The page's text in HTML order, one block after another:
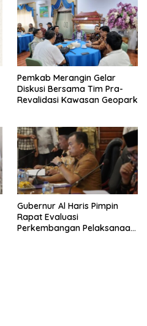
Pemkab Merangin Gelar
Diskusi Bersama Tim Pra-
Revalidasi Kawasan Geopark
Gubernur Al Haris Pimpin
Rapat Evaluasi
Perkembangan Pelaksanaan